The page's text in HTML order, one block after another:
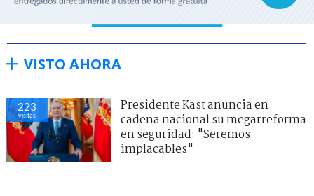
VISTO AHORA
223
visitas
Presidente Kast anuncia en
cadena nacional su megarreforma
en seguridad: "Seremos
implacables"